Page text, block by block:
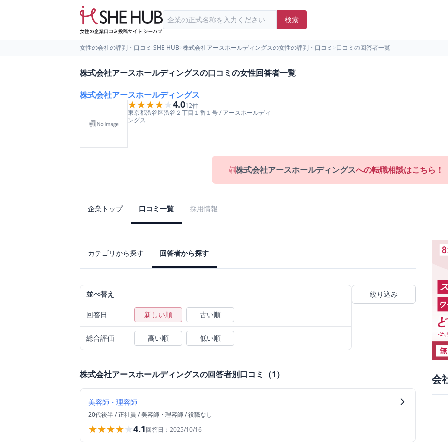
検索
女性の会社の評判・口コミ SHE HUB 株式会社アースホールディングスの女性の評判・口コミ 口コミの回答者一覧
株式会社アースホールディングスの口コミの女性回答者一覧
株式会社アースホールディングス
★★★★★
★★★★★4.012件
東京都渋谷区渋谷２丁目１番１号/アースホールディ
ングス
株式会社アースホールディングスへの転職相談はこちら！
企業トップ 口コミ一覧 採用情報
カテゴリから探す 回答者から探す
並べ替え
回答日 新しい順 古い順
総合評価 高い順 低い順
絞り込み
株式会社アースホールディングスの回答者別口コミ（1）
美容師・理容師
20代後半/正社員 /美容師・理容師/役職なし
★★★★★
★★★★★4.1回答日： 2025/10/16
会